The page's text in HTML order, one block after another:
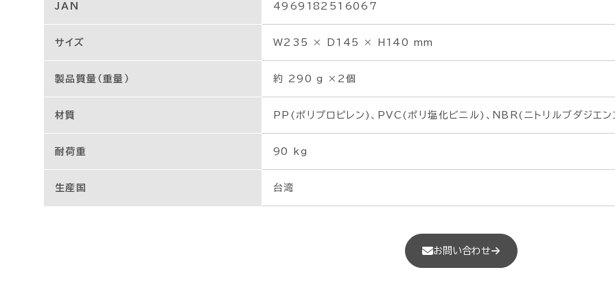
JAN 4969182516067
サイズ W235 × D145 × H140 mm
製品質量（重量） 約 290 g ×2個
材質 PP(ポリプロピレン)、PVC(ポリ塩化ビニル)、NBR(ニトリルブダジエ
耐荷重 90 kg
生産国 台湾
お問い合わせ